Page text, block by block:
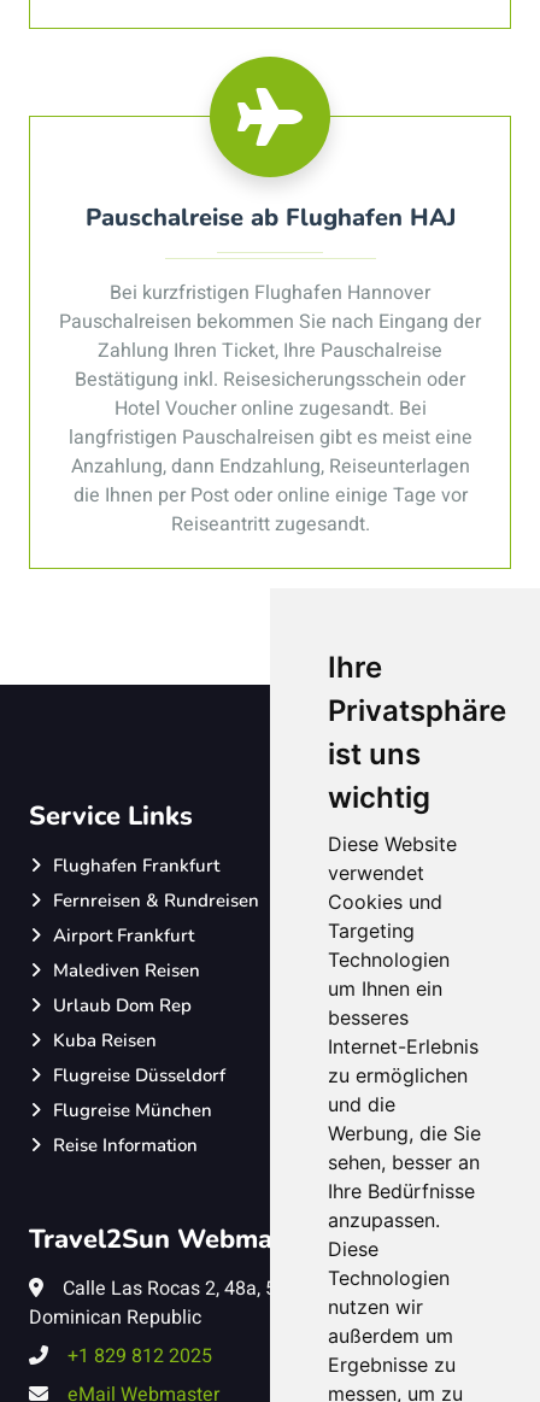
Ihre
Privatsphäre
ist uns
wichtig
Diese Website
verwendet
Cookies und
Targeting
Technologien
um Ihnen ein
besseres
Internet-Erlebnis
zu ermöglichen
und die
Werbung, die Sie
sehen, besser an
Ihre Bedürfnisse
anzupassen.
Diese
Technologien
nutzen wir
außerdem um
Ergebnisse zu
messen, um zu
Pauschalreise ab Flughafen HAJ
Bei kurzfristigen Flughafen Hannover
Pauschalreisen bekommen Sie nach Eingang der
Zahlung Ihren Ticket, Ihre Pauschalreise
Bestätigung inkl. Reisesicherungsschein oder
Hotel Voucher online zugesandt. Bei
langfristigen Pauschalreisen gibt es meist eine
Anzahlung, dann Endzahlung, Reiseunterlagen
die Ihnen per Post oder online einige Tage vor
Reiseantritt zugesandt.
Service Links
Flughafen Frankfurt
Fernreisen & Rundreisen
Airport Frankfurt
Malediven Reisen
Urlaub Dom Rep
Kuba Reisen
Flugreise Düsseldorf
Flugreise München
Reise Information
Travel2Sun Webmaster
Calle Las Rocas 2, 48a, 57041, Puerto Plata,
Dominican Republic
+1 829 812 2025
eMail Webmaster